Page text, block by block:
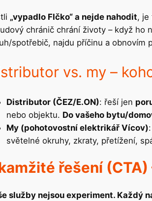
„vypadlo FIčko“ a nejde nahodit, je
chránič chrání životy – když ho
spotřebič, najdu příčinu a obnovím
vs. my –
Distributor (ČEZ/E.ON): řeší jen
nebo objektu. Do vašeho bytu/
My (pohotovostní elektrikář Vícov)
světelné okruhy, zkraty, přetížení,
řešení
služby nejsou experiment. Každý